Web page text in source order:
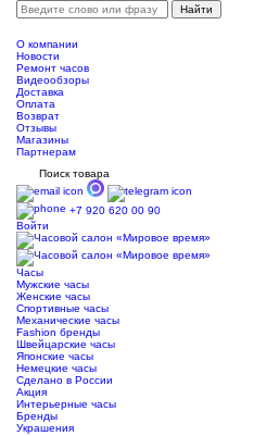
О компании
Новости
Ремонт часов
Видеообзоры
Доставка
Оплата
Возврат
Отзывы
Магазины
Партнерам
Поиск товара
+7 920 620 00 90
Войти
Часы
Мужские часы
Женские часы
Спортивные часы
Механические часы
Fashion бренды
Швейцарские часы
Японские часы
Немецкие часы
Сделано в России
Акция
Интерьерные часы
Бренды
Украшения